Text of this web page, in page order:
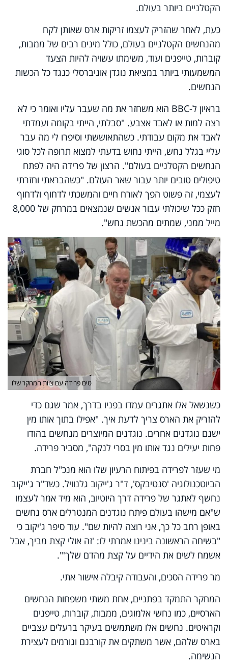
הקטלניים ביותר בעולם.
כעת, לאחר שהזריק לעצמו זריקות ארס שאותן לקח
מהנחשים הקטלניים בעולם, כולל מינים רבים של ממבות,
קוברות, טייפנים ועוד, משימתו עשויה להיות הצעד
המשמעותי ביותר במציאת נוגדן אוניברסלי כנגד כל הכשות
הנחשים.
בראיון ל-BBC הוא משחזר את מה שעבר עליו ואומר כי לא
רצה למות או לאבד אצבע. "סבלתי, הייתי בקומה ועמדתי
לאבד את מקום עבודתי. כשהתאוששתי וסיפרו לי מה עבר
עליי בגלל נחש, הייתי נחוש בדעתי למצוא תרופה לכל סוגי
הנחשים הקטלניים בעולם". הרצון של פרידה היה לפתח
טיפולים טובים יותר עבור שאר העולם. "כשהבראתי וחזרתי
לעצמי, זה פשוט הפך לאורח חיים והמשכתי לדחוף ולדחוף
חזק ככל שיכולתי עבור אנשים שנמצאים במרחק של 8,000
מייל ממני, שמתים מהכשת נחש".
טים פרידה עם צוות המחקר שלו
כשנשאל אלו אתגרים עמדו בפניו בדרך, אמר שגם כדי
להזריק את הארס צריך לדעת איך. "אפילו בתוך אותו מין
ישנם נוגדנים אחרים. נוגדנים המיוצרים מנחשים בהודו
פחות יעילים נגד אותו מין בסרי לנקה", מסביר פרידה.
מי שעזר לפרידה בפיתוח הרעיון שלו הוא מנכ"ל חברת
הביוטכנולוגיה 'סנטיבקס', ד"ר ג'ייקוב גלנוויל. כשד"ר ג'ייקוב
נחשף לאתגר של פרידה דרך היוטיוב, הוא מיד אמר לעצמו
ש"אם מישהו בעולם פיתח נוגדנים המנטרלים ארס נחשים
באופן רחב כל כך, אני רוצה להיות שם". עוד סיפר ג'יקוב כי
"בשיחה הראשונה בינינו אמרתי לו: 'זה אולי קצת מביך, אבל
אשמח לשים את הידיים על קצת מהדם שלך'".
מר פרידה הסכים, והעבודה קיבלה אישור אתי.
המחקר התמקד בפתניים, אחת משתי משפחות הנחשים
הארסיים, כמו נחשי אלמוגים, ממבות, קוברות, טייפנים
וקראיטים. נחשים אלו משתמשים בעיקר ברעלים עצביים
בארס שלהם, אשר משתקים את קורבנם וגורמים לעצירת
הנשימה.